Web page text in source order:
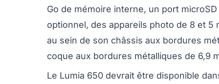
Go de mémoire interne, un port
optionnel, des appareils photo de 8 et
au sein de son châssis aux bordures
coque aux bordures métalliques de 6,9
Le Lumia 650 devrait être disponible